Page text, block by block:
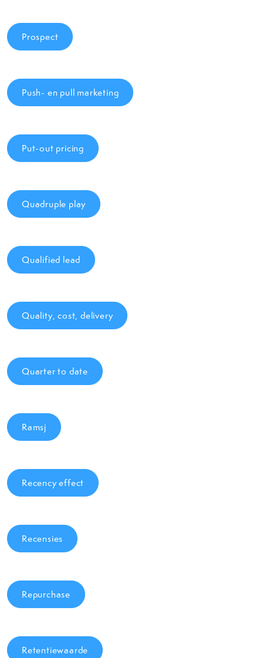
Prospect
Push- en pull marketing
Put-out pricing
Quadruple play
Qualified lead
Quality, cost, delivery
Quarter to date
Ramsj
Recency effect
Recensies
Repurchase
Retentiewaarde